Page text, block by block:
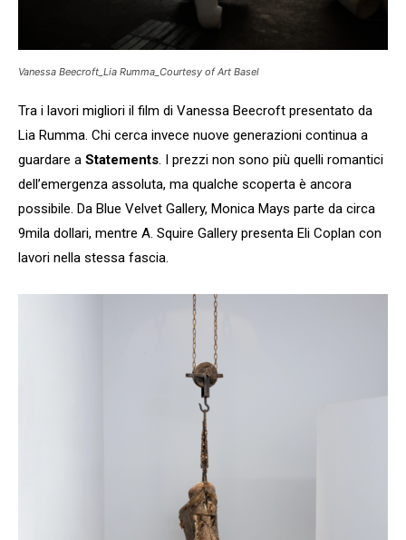
Vanessa Beecroft_Lia Rumma_Courtesy of Art Basel
Tra i lavori migliori il film di Vanessa Beecroft presentato da
Lia Rumma. Chi cerca invece nuove generazioni continua a
guardare a Statements. I prezzi non sono più quelli romantici
dell’emergenza assoluta, ma qualche scoperta è ancora
possibile. Da Blue Velvet Gallery, Monica Mays parte da circa
9mila dollari, mentre A. Squire Gallery presenta Eli Coplan con
lavori nella stessa fascia.